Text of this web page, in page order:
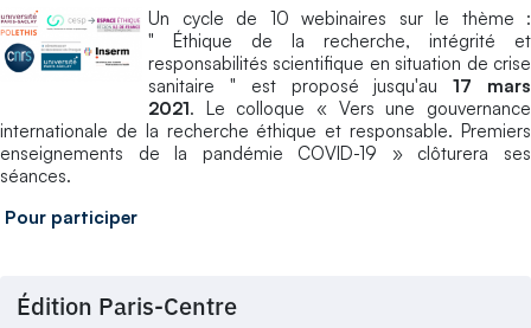
Un cycle de 10 webinaires sur le thème :
" Éthique de la recherche, intégrité et
responsabilités scientifique en situation de crise
sanitaire " est proposé jusqu'au 17 mars
2021. Le colloque « Vers une gouvernance
internationale de la recherche éthique et responsable. Premiers
enseignements de la pandémie COVID-19 » clôturera ses
séances.
Pour participer
Édition Paris-Centre